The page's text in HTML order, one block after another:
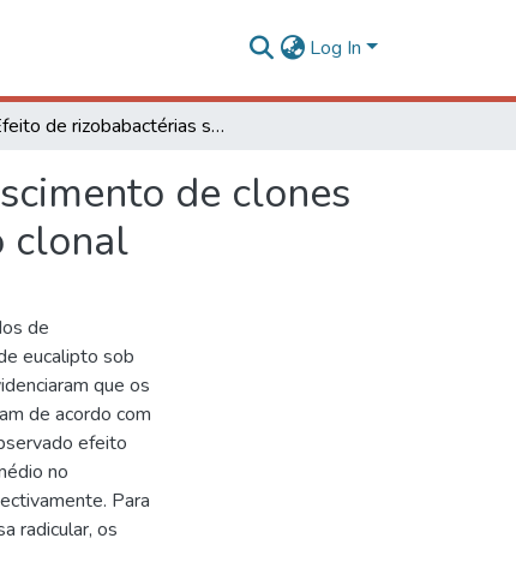
Log In
Efeito de rizobabactérias sobre o enraizamento e crescimento de clones de eucalipto em diferentes condições de propagação clonal
de clones
clonal
de
eucalipto sob
que os
de acordo com
efeito
no
Para
radicular, os